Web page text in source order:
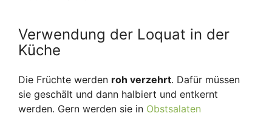
Verwendung der Loquat in der
Küche
Die Früchte werden roh verzehrt. Dafür müssen
sie geschält und dann halbiert und entkernt
werden. Gern werden sie in Obstsalaten